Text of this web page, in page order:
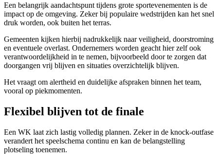
Een belangrijk aandachtspunt tijdens grote sportevenementen is de
impact op de omgeving. Zeker bij populaire wedstrijden kan het snel
druk worden, ook buiten het terras.
Gemeenten kijken hierbij nadrukkelijk naar veiligheid, doorstroming
en eventuele overlast. Ondernemers worden geacht hier zelf ook
verantwoordelijkheid in te nemen, bijvoorbeeld door te zorgen dat
doorgangen vrij blijven en situaties overzichtelijk blijven.
Het vraagt om alertheid en duidelijke afspraken binnen het team,
vooral op piekmomenten.
Flexibel blijven tot de finale
Een WK laat zich lastig volledig plannen. Zeker in de knock-outfase
verandert het speelschema continu en kan de belangstelling
plotseling toenemen.